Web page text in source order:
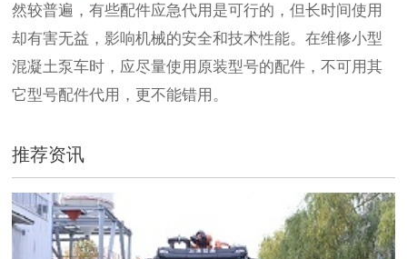
然较普遍，有些配件应急代用是可行的，但长时间使用
却有害无益，影响机械的安全和技术性能。在维修小型
混凝土泵车时，应尽量使用原装型号的配件，不可用其
它型号配件代用，更不能错用。
推荐资讯